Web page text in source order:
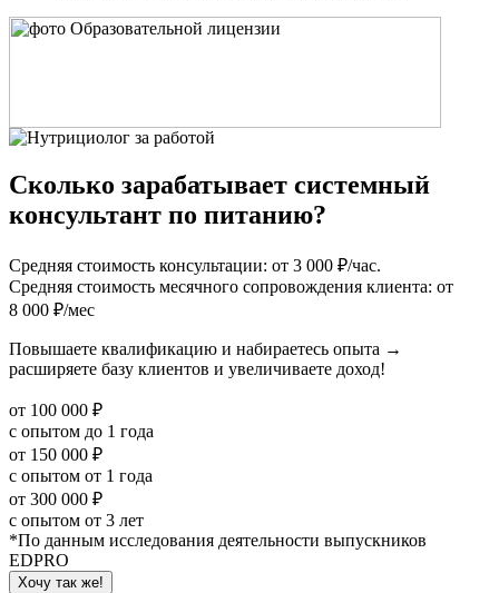
Сколько зарабатывает системный
консультант по питанию?
Средняя стоимость консультации: от 3 000 ₽/час.
Средняя стоимость месячного сопровождения клиента: от
8 000 ₽/мес
Повышаете квалификацию и набираетесь опыта →
расширяете базу клиентов и увеличиваете доход!
от 100 000 ₽
с опытом до 1 года
от 150 000 ₽
с опытом от 1 года
от 300 000 ₽
с опытом от 3 лет
*По данным исследования деятельности выпускников
EDPRO
Хочу так же!